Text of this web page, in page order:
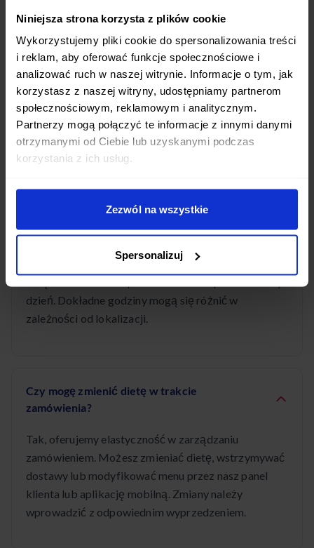
Niniejsza strona korzysta z plików cookie
Wykorzystujemy pliki cookie do spersonalizowania treści
i reklam, aby oferować funkcje społecznościowe i
analizować ruch w naszej witrynie. Informacje o tym, jak
korzystasz z naszej witryny, udostępniamy partnerom
społecznościowym, reklamowym i analitycznym.
Partnerzy mogą połączyć te informacje z innymi danymi
otrzymanymi od Ciebie lub uzyskanymi podczas
korzystania z ich usług.
Zezwól na wszystkie
Spersonalizuj
W mieście Wrząca oferujemy szeroki wybór diet
dietetycznych po diety z pełnym wyborem menu.
Mamy diety niskokaloryczne, wysokobiałkowe,
wegetariańskie i wiele innych. Każda dieta jest
przygotowywana przez wykwalifikowanych
dietetyków.
mieście Wrząca?
porannych, zazwyczaj między 5:00 a 8:00 rano.
dzień. Dokładne godziny mogą się różnić w
zależności od lokalizacji.
Czy mogę zmienić dietę w trakcie
zamówienia?
Tak, oferujemy elastyczność w zarządzaniu
zamówieniem. Możesz zmieniać dietę, wstrzymywać
dostawy lub modyfikować menu przez nasz panel
klienta lub aplikację mobilną. Zmiany należy
wprowadzić z odpowiednim wyprzedzeniem.